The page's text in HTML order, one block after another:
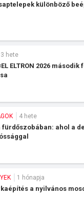
különböző
3 hete
ELTRON 2026 második
4 hete
fürdőszobában: ahol a
1 hónapja
a nyilvános